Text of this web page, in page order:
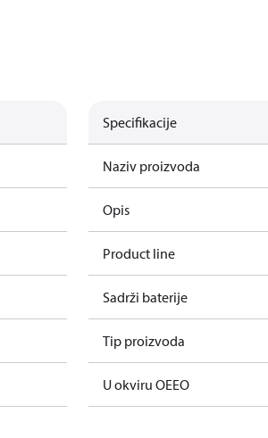
Specifikacije
Naziv proizvoda
Opis
Product line
Sadrži baterije
Tip proizvoda
U okviru OEEO